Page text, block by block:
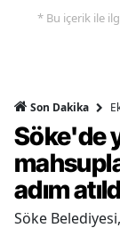
* Bu içerik ile
Son Dakika
Söke'de
adım
Söke